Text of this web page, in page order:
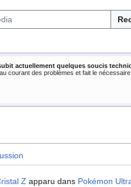
actuellement quelques soucis
courant des problèmes et fait le
Z apparu dans Pokémon